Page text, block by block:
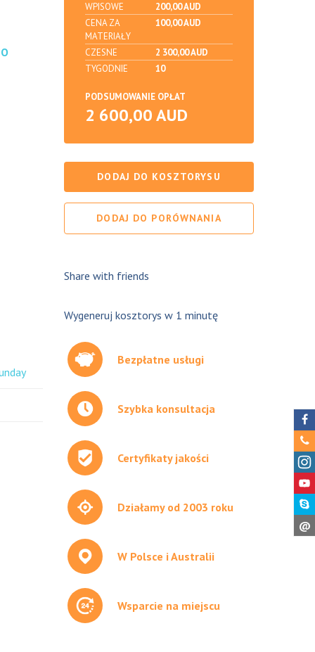
WPISOWE
200,00 AUD
CENA ZA
MATERIAŁY
100,00 AUD
CZESNE
2 300,00 AUD
TYGODNIE
10
PODSUMOWANIE OPŁAT
2 600,00 AUD
DODAJ DO KOSZTORYSU
DODAJ DO PORÓWNANIA
Share with friends
Wygeneruj kosztorys w 1 minutę
Bezpłatne usługi
Szybka konsultacja
Certyfikaty jakości
Działamy od 2003 roku
W Polsce i Australii
Wsparcie na miejscu
@